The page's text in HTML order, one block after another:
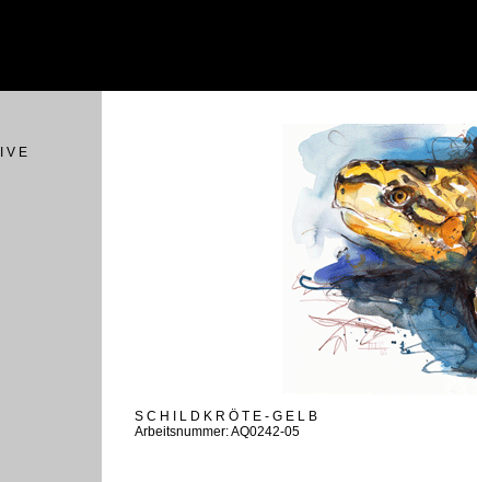
V E
S C H I L D K R Ö T E - G E L B
Arbeitsnummer: AQ0242-05